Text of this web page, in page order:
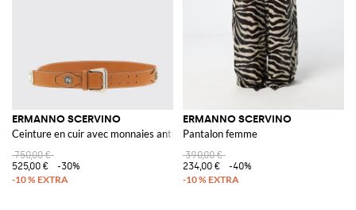
ERMANNO SCERVINO
Ceinture en cuir avec monnaies antiques
750,00 €
525,00 €
-30%
ERMANNO SCERVINO
Pantalon femme
390,00 €
234,00 €
-40%